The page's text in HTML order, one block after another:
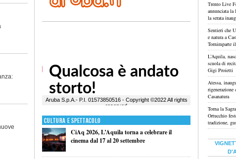
Cultura e Spettacolo
CiAq 2026, L’Aquila torna a celebrare il
cinema dal 17 al 20 settembre
Trento Live
annunciata la
la serata
Sentieri che
e natura a
Tornimparte
L’Aquila,
scuola di
Gigi Proietti
Atessa,
Casanatura
Torna la
Ortucchio
tradizione,